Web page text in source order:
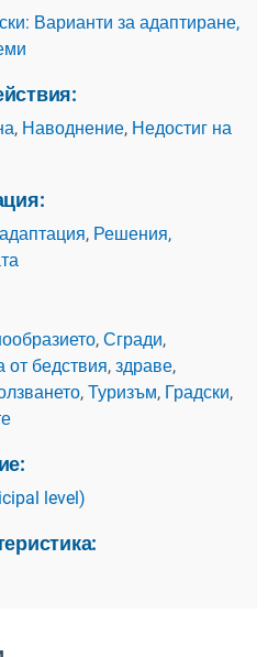
Варианти за адаптиране,
, Наводнение, Недостиг на
, Решения,
, Сгради,
от бедствия, здраве,
, Туризъм, Градски,
level)